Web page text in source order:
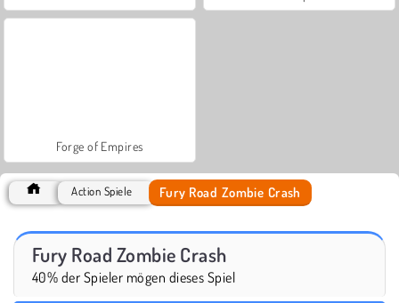
Forge of Empires
Action Spiele Fury Road Zombie Crash
Fury Road Zombie Crash
40% der Spieler mögen dieses Spiel